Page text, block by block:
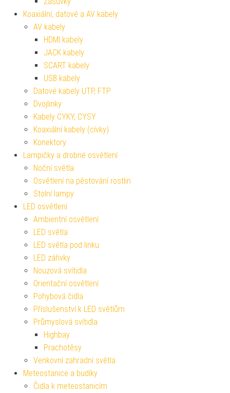
Koaxiální, datové a AV kabely
AV kabely
HDMI kabely
JACK kabely
SCART kabely
USB kabely
Datové kabely UTP, FTP
Dvojlinky
Kabely CYKY, CYSY
Koaxiální kabely (cívky)
Konektory
Lampičky a drobné osvětlení
Noční světla
Osvětlení na pěstování rostlin
Stolní lampy
LED osvětlení
Ambientní osvětlení
LED světla
LED světla pod linku
LED zářivky
Nouzová svítidla
Orientační osvětlení
Pohybová čidla
Příslušenství k LED světlům
Průmyslová svítidla
Highbay
Prachotěsy
Venkovní zahradní světla
Meteostanice a budíky
Čidla k meteostanicím